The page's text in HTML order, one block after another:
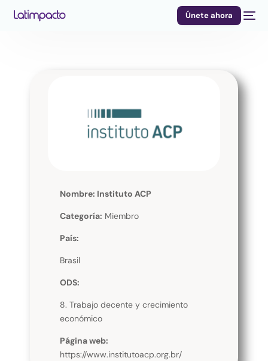
Únete ahora
Nombre: Instituto ACP
Categoría: Miembro
País:
Brasil
ODS:
8. Trabajo decente y crecimiento
económico
Página web:
https://www.institutoacp.org.br/